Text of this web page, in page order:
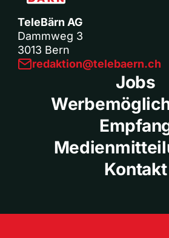
TeleBärn AG
Dammweg 3
3013 Bern
redaktion@telebaern.ch
Jobs
Kontakt